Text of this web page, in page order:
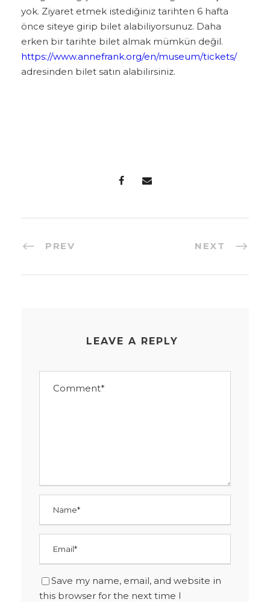
yok. Ziyaret etmek istediğiniz tarihten 6 hafta
önce siteye girip bilet alabiliyorsunuz. Daha
erken bir tarihte bilet almak mümkün değil.
https://www.annefrank.org/en/museum/tickets/
adresinden bilet satın alabilirsiniz.
PREV NEXT
LEAVE A REPLY
Save my name, email, and website in
this browser for the next time I